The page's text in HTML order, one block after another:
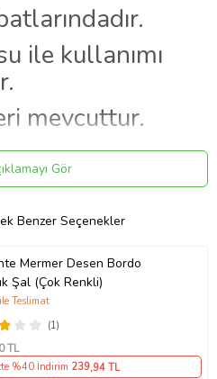
ile kullanımı
mevcuttur.
şal
ve
olacaktır.
Gör
Benzer Seçenekler
Mermer Desen Bordo
Şal (Çok Renkli)
(1)
Teslimat
TL
%40 İndirim 239,94 TL